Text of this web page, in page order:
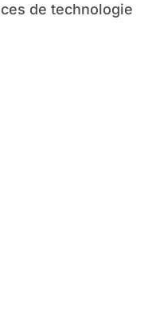
de technologie